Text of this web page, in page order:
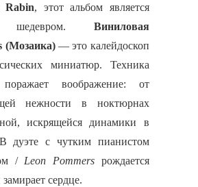
Rabin, этот альбом является
шедевром. Виниловая
(Мозаика)— это калейдоскоп
миниатюр. Техника
воображение: от
нежности в ноктюрнах
искрящейся динамики в
В дуэте с чутким пианистом
/ Leon Pommers рождается
сердце.